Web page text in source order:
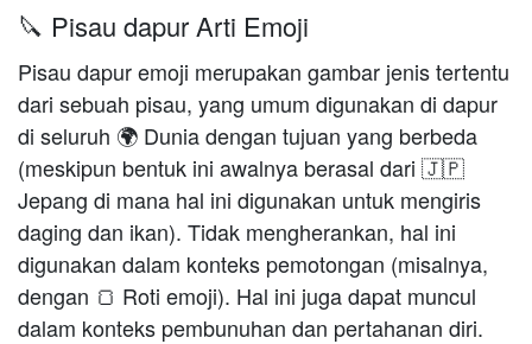
🔪 Pisau dapur Arti Emoji
Pisau dapur emoji merupakan gambar jenis tertentu
dari sebuah pisau, yang umum digunakan di dapur
di seluruh 🌍 Dunia dengan tujuan yang berbeda
(meskipun bentuk ini awalnya berasal dari 🇯🇵
Jepang di mana hal ini digunakan untuk mengiris
daging dan ikan). Tidak mengherankan, hal ini
digunakan dalam konteks pemotongan (misalnya,
dengan 🍞 Roti emoji). Hal ini juga dapat muncul
dalam konteks pembunuhan dan pertahanan diri.